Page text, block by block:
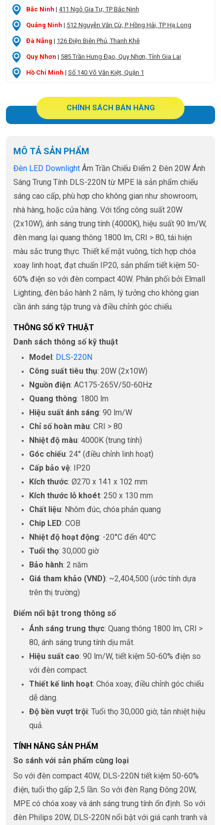
Bắc Ninh | 411 Ngô Gia Tự, TP Bắc Ninh
Quảng Ninh | 512 Nguyễn Văn Cừ, P Hồng Hải, TP Hạ Long
Đà Nẵng | 126 Điện Biên Phủ, Thanh Khê
Quy Nhơn | 585 Trần Hưng Đạo, Quy Nhơn, Tỉnh Gia Lai
Hồ Chí Minh | Số 140 Võ Văn Kiệt, Quận 1
CHÍNH SÁCH BÁN HÀNG
MÔ TẢ SẢN PHẨM
Đèn LED Downlight Âm Trần Chiếu Điểm 2 Đèn 20W Ánh
Sáng Trung Tính DLS-220N từ MPE là sản phẩm chiếu
sáng cao cấp, phù hợp cho không gian như showroom,
nhà hàng, hoặc cửa hàng. Với tổng công suất 20W
(2x10W), ánh sáng trung tính (4000K), hiệu suất 90 lm/W,
đèn mang lại quang thông 1800 lm, CRI > 80, tái hiện
màu sắc trung thực. Thiết kế mặt vuông, tích hợp chóa
xoay linh hoạt, đạt chuẩn IP20, sản phẩm tiết kiệm 50-
60% điện so với đèn compact 40W. Phân phối bởi Elmall
Lighting, đèn bảo hành 2 năm, lý tưởng cho không gian
cần ánh sáng tập trung và điều chỉnh góc chiếu.
THÔNG SỐ KỸ THUẬT
Danh sách thông số kỹ thuật
Model : DLS-220N
Công suất tiêu thụ: 20W (2x10W)
Nguồn điện: AC175-265V/50-60Hz
Quang thông: 1800 lm
Hiệu suất ánh sáng: 90 lm/W
Chỉ số hoàn màu: CRI > 80
Nhiệt độ màu: 4000K (trung tính)
Góc chiếu: 24° (điều chỉnh linh hoạt)
Cấp bảo vệ: IP20
Kích thước: Ø270 x 141 x 102 mm
Kích thước lỗ khoét: 250 x 130 mm
Chất liệu: Nhôm đúc, chóa phản quang
Chip LED: COB
Nhiệt độ hoạt động: -20°C đến 40°C
Tuổi thọ: 30,000 giờ
Bảo hành: 2 năm
Giá tham khảo (VND): ~2,404,500 (ước tính dựa
trên thị trường)
Điểm nổi bật trong thông số
Ánh sáng trung thực: Quang thông 1800 lm, CRI >
80, ánh sáng trung tính dịu mắt.
Hiệu suất cao: 90 lm/W, tiết kiệm 50-60% điện so
với đèn compact.
Thiết kế linh hoạt: Chóa xoay, điều chỉnh góc chiếu
dễ dàng.
Độ bền vượt trội: Tuổi thọ 30,000 giờ, tản nhiệt hiệu
quả.
TÍNH NĂNG SẢN PHẨM
So sánh với sản phẩm cùng loại
So với đèn compact 40W, DLS-220N tiết kiệm 50-60%
điện, tuổi thọ gấp 2,5 lần. So với đèn Rạng Đông 20W,
MPE có chóa xoay và ánh sáng trung tính ổn định. So với
đèn Philips 20W, DLS-220N nổi bật với giá cạnh tranh và